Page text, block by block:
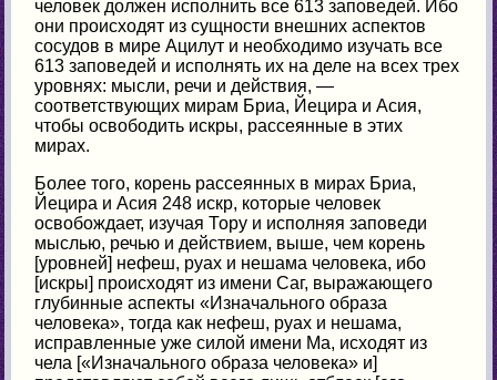
человек должен исполнить все 613 заповедей. Ибо
они происходят из сущности внешних аспектов
сосудов в мире Ацилут и необходимо изучать все
613 заповедей и исполнять их на деле на всех трех
уровнях: мысли, речи и действия, —
соответствующих мирам Бриа, Йецира и Асия,
чтобы освободить искры, рассеянные в этих
мирах.
Более того, корень рассеянных в мирах Бриа,
Йецира и Асия 248 искр, которые человек
освобождает, изучая Тору и исполняя заповеди
мыслью, речью и действием, выше, чем корень
[уровней] нефеш, руах и нешама человека, ибо
[искры] происходят из имени Саг, выражающего
глубинные аспекты «Изначального образа
человека», тогда как нефеш, руах и нешама,
исправленные уже силой имени Ма, исходят из
чела [«Изначального образа человека» и]